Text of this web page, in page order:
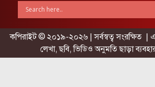
কপিরাইট © ২০১৯-২০২৬ | সর্বস্বত্ব সংরক্ষিত |
লেখা, ছবি, ভিডিও অনুমতি ছাড়া